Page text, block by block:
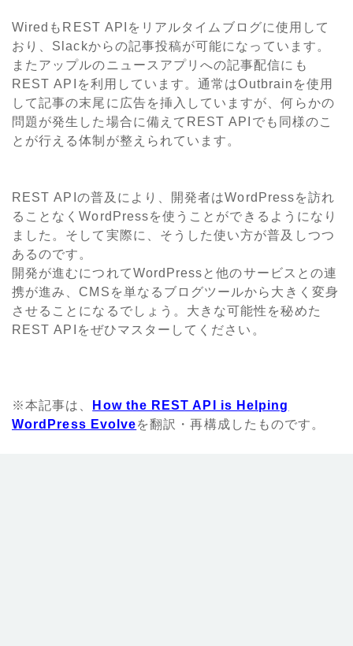
WiredもREST APIをリアルタイムブログに使用して
おり、Slackからの記事投稿が可能になっています。
またアップルのニュースアプリへの記事配信にも
REST APIを利用しています。通常はOutbrainを使用
して記事の末尾に広告を挿入していますが、何らかの
問題が発生した場合に備えてREST APIでも同様のこ
とが行える体制が整えられています。
REST APIの普及により、開発者はWordPressを訪れ
ることなくWordPressを使うことができるようになり
ました。そして実際に、そうした使い方が普及しつつ
あるのです。
開発が進むにつれてWordPressと他のサービスとの連
携が進み、CMSを単なるブログツールから大きく変身
させることになるでしょう。大きな可能性を秘めた
REST APIをぜひマスターしてください。
※本記事は、
How the REST API is Helping
WordPress Evolveを翻訳・再構成したものです。